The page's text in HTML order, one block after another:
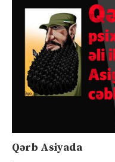
Qərb Asiyada